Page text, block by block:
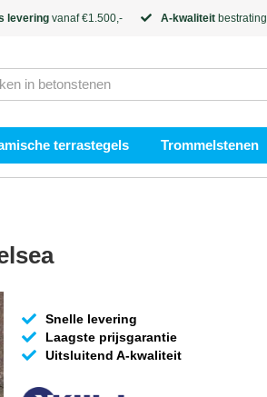
levering vanaf €1.500,- A-kwaliteit bestrating
terrastegels Trommelstenen
Snelle levering
Laagste prijsgarantie
Uitsluitend A-kwaliteit